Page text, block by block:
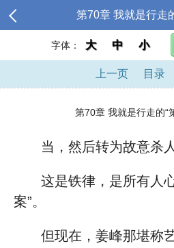
第70章 我就是行走
字体： 大 中 小
上一页 目录
第70章 我就是行走的“
当，然后转为故意杀
这是铁律，是所有人
案”。
但现在，姜峰那堪称